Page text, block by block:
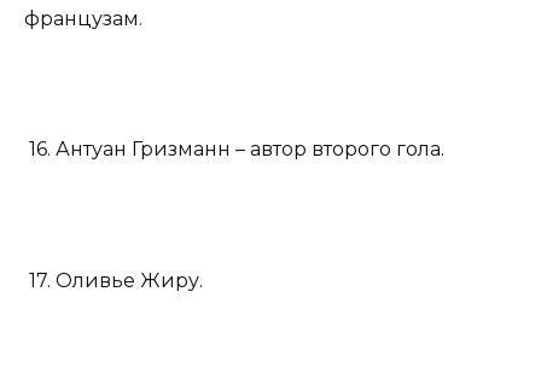
французам.
16. Антуан Гризманн – автор второго гола.
17. Оливье Жиру.